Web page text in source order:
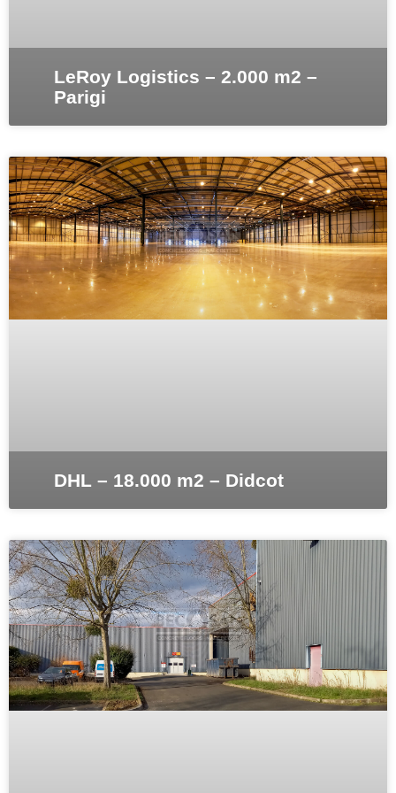
LeRoy Logistics – 2.000 m2 –
Parigi
DHL – 18.000 m2 – Didcot